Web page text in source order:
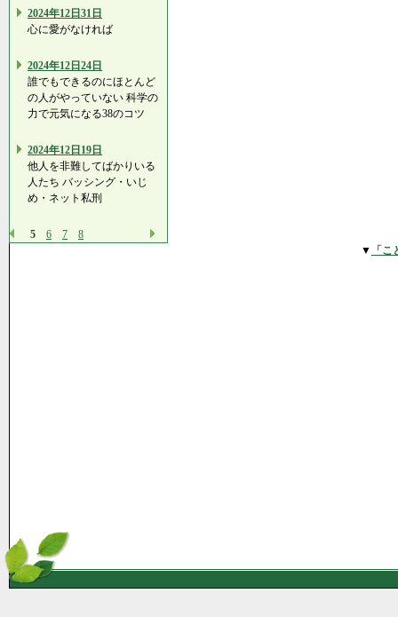
2024年12日31日
心に愛がなければ
2024年12日24日
誰でもできるのにほとんど
の人がやっていない 科学の
力で元気になる38のコツ
2024年12日19日
他人を非難してばかりいる
人たち バッシング・いじ
め・ネット私刑
5 6 7 8
▼ 「